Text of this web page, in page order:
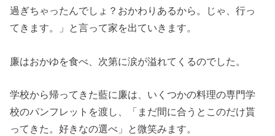
過ぎちゃったんでしょ？おかわりあるから。じゃ、行っ
てきます。」と言って家を出ていきます。
廉はおかゆを食べ、次第に涙が溢れてくるのでした。
学校から帰ってきた藍に廉は、いくつかの料理の専門学
校のパンフレットを渡し、「まだ間に合うとこのだけ貰
ってきた。好きなの選べ」と微笑みます。